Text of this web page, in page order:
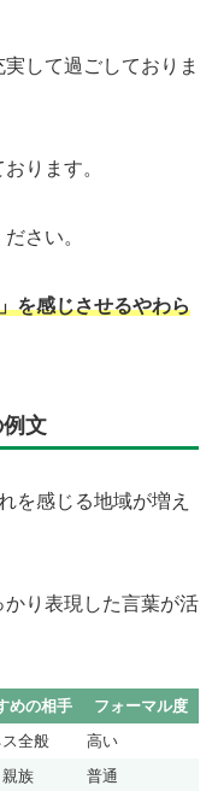
して過ごしておりま
ります。
さい。
を感じさせるやわら
文
を感じる地域が増え
かり表現した言葉が活
めの相手
フォーマル度
ス全般
高い
族
普通